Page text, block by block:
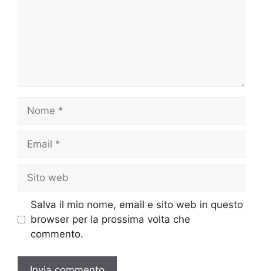
web
Salva il mio nome, email e sito web in questo
browser per la prossima volta che
commento.